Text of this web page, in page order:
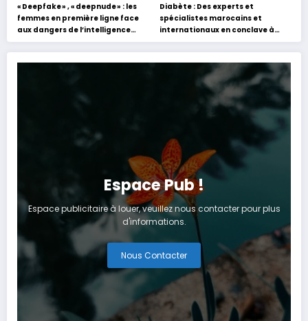
« Deepfake » , « deepnude » : les
femmes en première ligne face
aux dangers de l’intelligence
artificielle
Diabète : Des experts et
spécialistes marocains et
internationaux en conclave à
Tanger
Espace Pub !
Espace publicitaire à louer, veuillez nous contacter pour plus
d'informations.
Nous Contacter